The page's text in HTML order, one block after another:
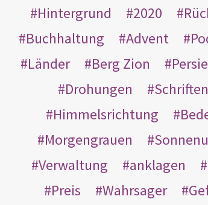
Hintergrund
2020
Buchhaltung
Advent
Länder
Berg Zion
Drohungen
Schriften
Himmelsrichtung
Morgengrauen
Verwaltung
anklagen
Preis
Wahrsager